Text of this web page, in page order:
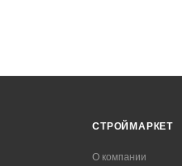
СТРОЙМАРКЕТ
О компании